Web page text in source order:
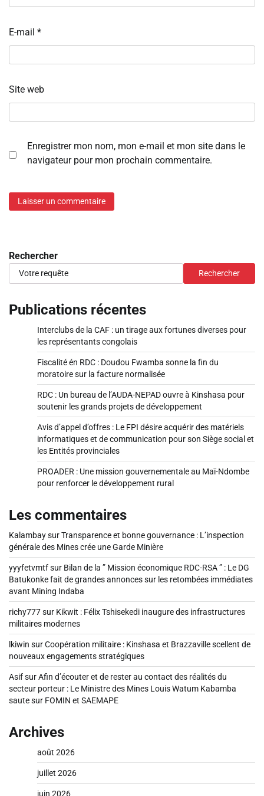
E-mail *
Site web
Enregistrer mon nom, mon e-mail et mon site dans le
navigateur pour mon prochain commentaire.
Rechercher
Rechercher
Publications récentes
Interclubs de la CAF : un tirage aux fortunes diverses pour
les représentants congolais
Fiscalité én RDC : Doudou Fwamba sonne la fin du
moratoire sur la facture normalisée
RDC : Un bureau de l’AUDA-NEPAD ouvre à Kinshasa pour
soutenir les grands projets de développement
Avis d’appel d’offres : Le FPI désire acquérir des matériels
informatiques et de communication pour son Siège social et
les Entités provinciales
PROADER : Une mission gouvernementale au Maï-Ndombe
pour renforcer le développement rural
Les commentaires
KalambaysurTransparence et bonne gouvernance : L’inspection
générale des Mines crée une Garde Minière
yyyfetvmtfsur Bilan de la ” Mission économique RDC-RSA ” : Le DG
Batukonke fait de grandes annonces sur les retombées immédiates
avant Mining Indaba
richy777sur Kikwit : Félix Tshisekedi inaugure des infrastructures
militaires modernes
lkiwin surCoopération militaire : Kinshasa et Brazzaville scellent de
nouveaux engagements stratégiques
AsifsurAfin d’écouter et de rester au contact des réalités du
secteur porteur : Le Ministre des Mines Louis Watum Kabamba
saute sur FOMIN et SAEMAPE
Archives
août 2026
juillet 2026
juin 2026